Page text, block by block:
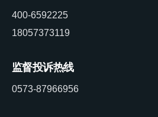
400-6592225
18057373119
监督投诉热线
0573-87966956